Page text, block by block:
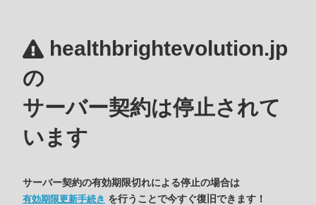
healthbrightevolution.jp
の
サーバー契約は停止されて
います
サーバー契約の有効期限切れによる停止の場合は
有効期限更新手続き を行うことで今すぐ復旧できます！